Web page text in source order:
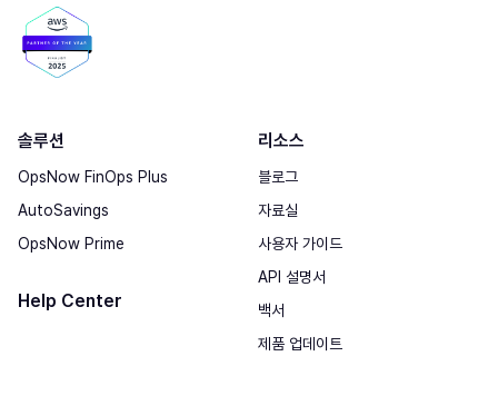
솔루션
OpsNow FinOps Plus
AutoSavings
OpsNow Prime
Help Center
리소스
블로그
자료실
사용자 가이드
API 설명서
백서
제품 업데이트